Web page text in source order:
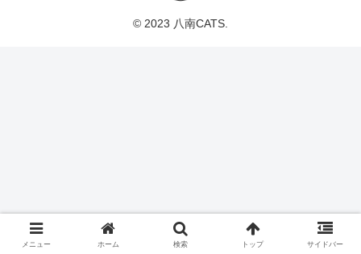
© 2023 八南CATS.
メニュー ホーム 検索 トップ サイドバー